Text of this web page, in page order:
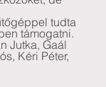
tudta
támogatni.
Jutka, Gaál
Kéri Péter,